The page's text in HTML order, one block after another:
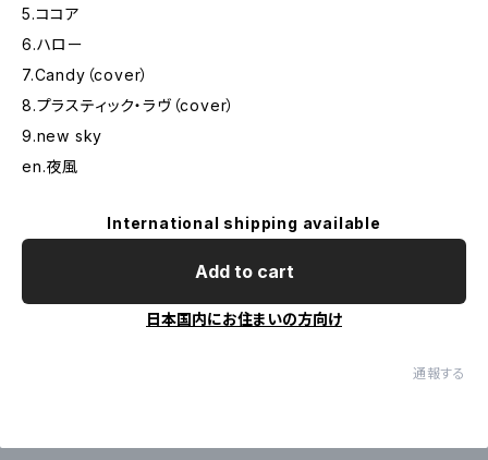
5.ココア
6.ハロー
7.Candy（cover）
8.プラスティック・ラヴ（cover）
9.new sky
en.夜風
International shipping available
Add to cart
日本国内にお住まいの方向け
通報する